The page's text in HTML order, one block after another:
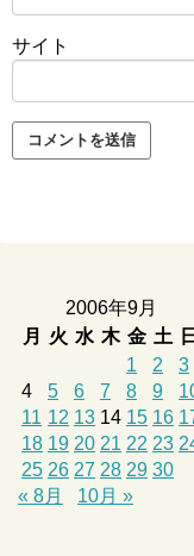
サイト
2006年9月
月
火 水 木 金 土
日
1
2
3
4
5 6 7 8 9
11 12 13 14 15 16
18 19 20 21 22 23
25 26 27 28 29 30
« 8月
10月 »